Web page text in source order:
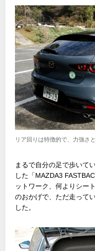
リア回りは特徴的で、力強さ
まるで自分の足で歩いて
した「MAZDA3
ットワーク、何よりシー
のおかげで、ただ走って
した。